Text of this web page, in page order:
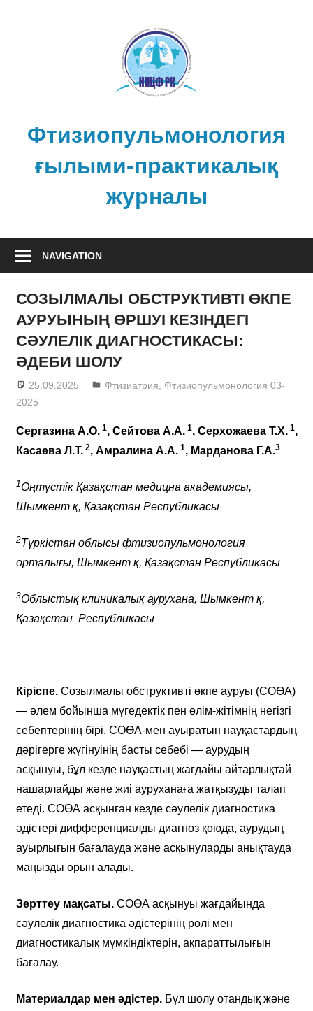
Фтизиопульмонология
ғылыми-практикалық
журналы
NAVIGATION
СОЗЫЛМАЛЫ ОБСТРУКТИВТІ ӨКПЕ
АУРУЫНЫҢ ӨРШУІ КЕЗІНДЕГІ
СӘУЛЕЛІК ДИАГНОСТИКАСЫ:
ӘДЕБИ ШОЛУ
25.09.2025 admin
Фтизиатрия
Фтизиопульмонология 03-
2025
Сергазина А.О. 1, Сейтова А.А. 1, Серхожаева Т.Х. 1,
Касаева Л.Т. 2, Амралина А.А. 1, Марданова Г.А.3
1Оңтүстік Қазақстан медицна академиясы,
Шымкент қ, Қазақстан Республикасы
2Түркістан облысы фтизиопульмонология
орталығы, Шымкент қ, Қазақстан Республикасы
3Облыстық клиникалық аурухана, Шымкент қ,
Қазақстан Республикасы
Кіріспе.Созылмалы обструктивті өкпе ауруы (СОӨА)
— әлем бойынша мүгедектік пен өлім-жітімнің негізгі
себептерінің бірі. СОӨА-мен ауыратын науқастардың
дәрігерге жүгінуінің басты себебі — аурудың
асқынуы, бұл кезде науқастың жағдайы айтарлықтай
нашарлайды және жиі ауруханаға жатқызуды талап
етеді. СОӨА асқынған кезде сәулелік диагностика
әдістері дифференциалды диагноз қоюда, аурудың
ауырлығын бағалауда және асқынуларды анықтауда
маңызды орын алады.
Зерттеу мақсаты.СОӨА асқынуы жағдайында
сәулелік диагностика әдістерінің рөлі мен
диагностикалық мүмкіндіктерін, ақпараттылығын
бағалау.
Материалдар мен әдістер.Бұл шолу отандық және